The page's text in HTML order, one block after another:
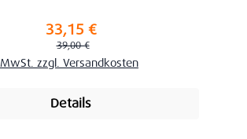
33,15 €
Regulärer Preis:
39,00 €
zzgl. Versandkosten
Details